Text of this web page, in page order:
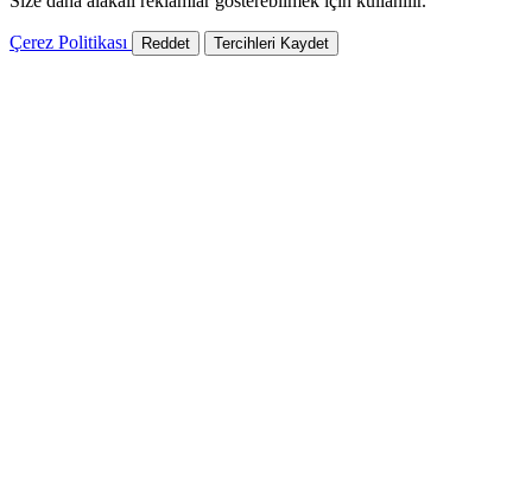
Çerez Politikası Reddet Tercihleri Kaydet